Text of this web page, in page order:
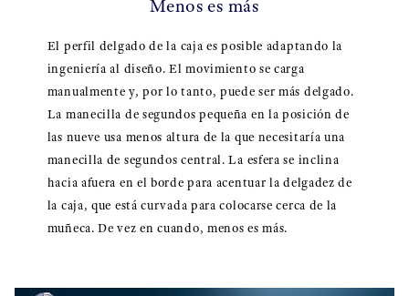
Menos es más
El perfil delgado de la caja es posible adaptando la
ingeniería al diseño. El movimiento se carga
manualmente y, por lo tanto, puede ser más delgado.
La manecilla de segundos pequeña en la posición de
las nueve usa menos altura de la que necesitaría una
manecilla de segundos central. La esfera se inclina
hacia afuera en el borde para acentuar la delgadez de
la caja, que está curvada para colocarse cerca de la
muñeca. De vez en cuando, menos es más.